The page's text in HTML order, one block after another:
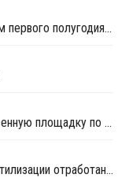
КуйбышевАзот снизил выручку по итогам первого полугодия 2026 года
"Теплолюкс" открыл новую производственную площадку по выпуску инженерных систем
Минприроды усилит работу по сбору и утилизации отработанных шин